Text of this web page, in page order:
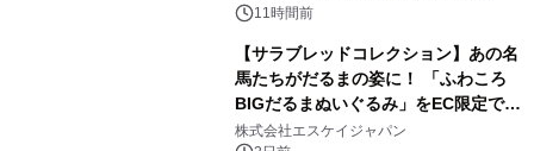
11時間前
【サラブレッドコレクション】あの名
馬たちがだるまの姿に！ 「ふわころ
BIGだるまぬいぐるみ」をEC限定で受
注販売開始
株式会社エスケイジャパン